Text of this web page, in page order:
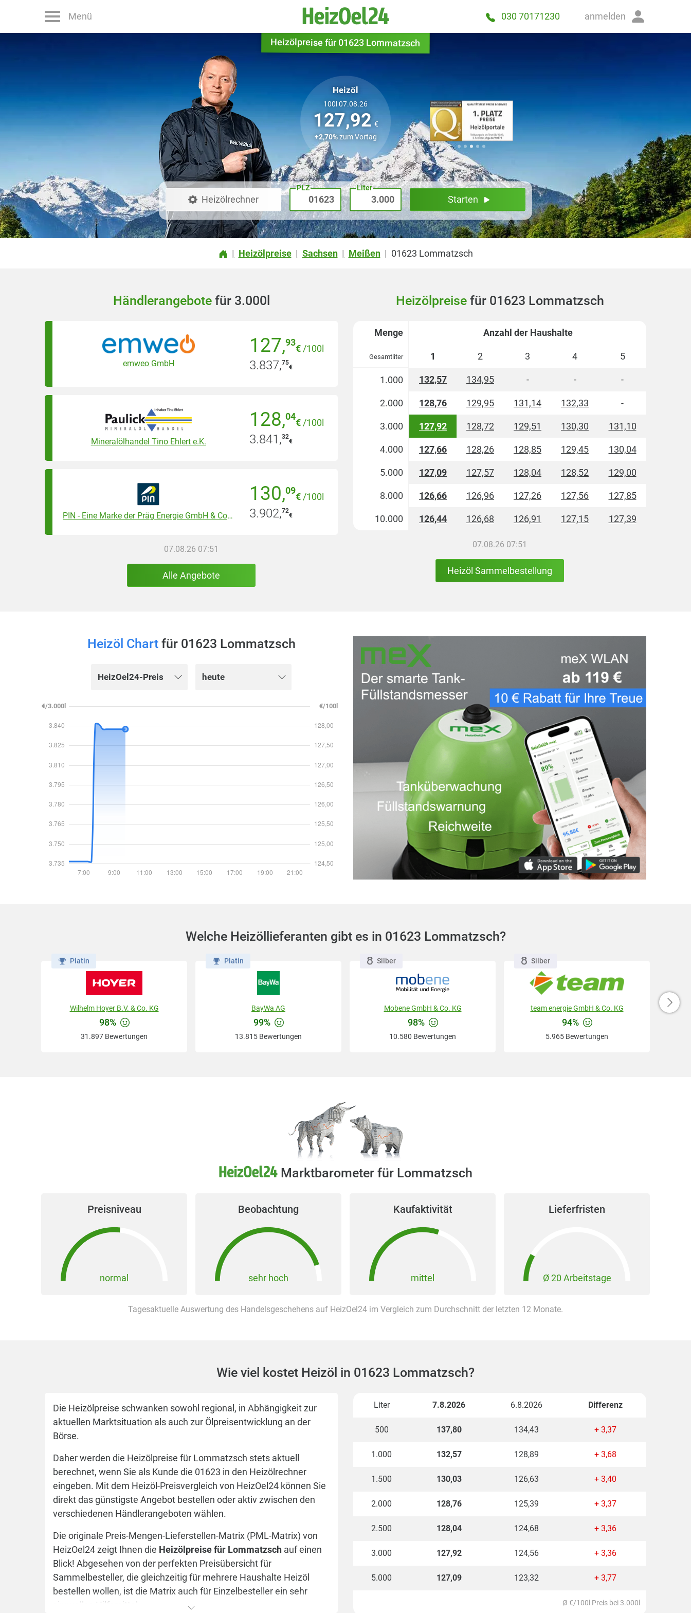
Menü 030 70171230 anmelden
Heizölpreise für 01623 Lommatzsch
Heizöl
100l 07.08.26
127,92 €
+2,70%zum Vortag
| Heizölpreise | Sachsen | Meißen | 01623 Lommatzsch
Händlerangebotefür 3.000l
emweo GmbH
127,93
€ /100l
3.837,75
€
Mineralölhandel Tino Ehlert e.K.
128,04
€ /100l
3.841,32
€
PIN - Eine Marke der Präg Energie GmbH & Co. KG
130,09
€ /100l
3.902,72
€
07.08.26 07:51
Alle Angebote
Heizölpreisefür 01623 Lommatzsch
Menge Anzahl der Haushalte
Gesamtliter 1 2 3 4 5
1.000 132,57 134,95 - - -
2.000 128,76 129,95 131,14 132,33 -
3.000 127,92 128,72 129,51 130,30 131,10
4.000 127,66 128,26 128,85 129,45 130,04
5.000 127,09 127,57 128,04 128,52 129,00
8.000 126,66 126,96 127,26 127,56 127,85
10.000 126,44 126,68 126,91 127,15 127,39
07.08.26 07:51
Heizöl Sammelbestellung
Heizöl Chartfür 01623 Lommatzsch
HeizOel24-Preis heute
€/3.000l €/100l
Welche Heizöllieferanten gibt es in 01623 Lommatzsch?
Platin
Wilhelm Hoyer B.V. & Co. KG
98%
31.897 Bewertungen
Platin
BayWa AG
99%
13.815 Bewertungen
Silber
Mobene GmbH & Co. KG
98%
10.580 Bewertungen
Silber
team energie GmbH & Co. KG
94%
5.965 Bewertungen
Marktbarometer für Lommatzsch
Preisniveau
normal
Beobachtung
sehr hoch
Kaufaktivität
mittel
Lieferfristen
Ø 20 Arbeitstage
Tagesaktuelle Auswertung des Handelsgeschehens auf HeizOel24 im Vergleich zum Durchschnitt der letzten 12 Monate.
Wie viel kostet Heizöl in 01623 Lommatzsch?
Die Heizölpreise schwanken sowohl regional, in Abhängigkeit zur
aktuellen Marktsituation als auch zur Ölpreisentwicklung an der
Börse.
Daher werden die Heizölpreise für Lommatzsch stets aktuell
berechnet, wenn Sie als Kunde die 01623 in den Heizölrechner
eingeben. Mit dem Heizöl-Preisvergleich von HeizOel24 können Sie
direkt das günstigste Angebot bestellen oder aktiv zwischen den
verschiedenen Händlerangeboten wählen.
Die originale Preis-Mengen-Lieferstellen-Matrix (PML-Matrix) von
HeizOel24 zeigt Ihnen die Heizölpreise für Lommatzsch auf einen
Blick! Abgesehen von der perfekten Preisübersicht für
Sammelbesteller, die gleichzeitig für mehrere Haushalte Heizöl
bestellen wollen, ist die Matrix auch für Einzelbesteller ein sehr
sinnvolles Hilfsmittel.
Liter 7.8.2026 6.8.2026 Differenz
500 137,80 134,43 + 3,37
1.000 132,57 128,89 + 3,68
1.500 130,03 126,63 + 3,40
2.000 128,76 125,39 + 3,37
2.500 128,04 124,68 + 3,36
3.000 127,92 124,56 + 3,36
5.000 127,09 123,32 + 3,77
Ø €/100l Preis bei 3.000l
Heizölrechner
PLZ Liter
Starten